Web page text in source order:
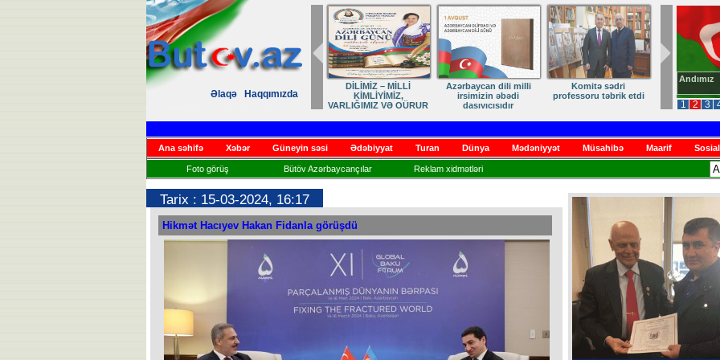
Əlaqə
Haqqımızda
1 2 3
Andımız
Zəfərdən Qayıdışa –
Həsrətin Sonu Yaxındır
ANA DİLİMİZ – MİLLİ
KİMLİYİMİZDİR
Ruhumuzun manifesti
Ana səhifə Xəbər Güneyin səsi Ədəbiyyat Turan Dünya Mədəniyyət Müsahibə Maarif
Foto görüş Bütöv Azərbaycançılar Reklam xidmətləri
Tarix : 15-03-2024, 16:17
Hikmət Hacıyev Hakan Fidanla görüşdü